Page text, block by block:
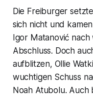
Die Freiburger
sich nicht und
Igor Matanović
Abschluss. Doch
aufblitzen, Ollie
wuchtigen Schuss
Noah Atubolu. Auch